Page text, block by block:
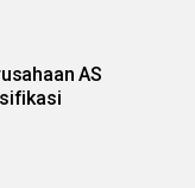
AS